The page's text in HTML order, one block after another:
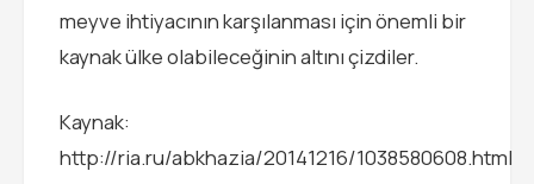
meyve ihtiyacının karşılanması için önemli bir
kaynak ülke olabileceğinin altını çizdiler.
Kaynak:
http://ria.ru/abkhazia/20141216/1038580608.html